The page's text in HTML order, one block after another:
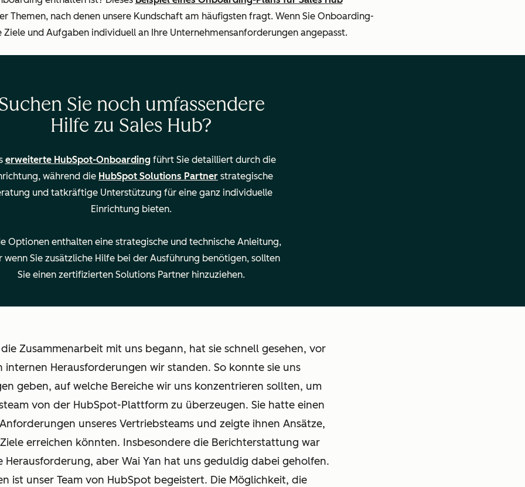
aus Ihrem CRM —
Teams —
Rechtliche
Angaben
Themen, nach denen unsere Kundschaft am häufigsten fragt. Wenn Sie Onboarding-
Ziele und Aufgaben individuell an Ihre Unternehmensanforderungen angepasst.
Sie noch umfassendere
Hilfe zu Sales Hub?
erweiterte HubSpot-Onboardingführt Sie detailliert durch die
während die HubSpot Solutions Partner strategische
und tatkräftige Unterstützung für eine ganz individuelle
Einrichtung bieten.
Optionen enthalten eine strategische und technische Anleitung,
wenn Sie zusätzliche Hilfe bei der Ausführung benötigen, sollten
Sie einen zertifizierten Solutions Partner hinzuziehen.
die Zusammenarbeit mit uns begann, hat sie schnell gesehen, vor
internen Herausforderungen wir standen. So konnte sie uns
geben, auf welche Bereiche wir uns konzentrieren sollten, um
von der HubSpot-Plattform zu überzeugen. Sie hatte einen
unseres Vertriebsteams und zeigte ihnen Ansätze,
erreichen könnten. Insbesondere die Berichterstattung war
Herausforderung, aber Wai Yan hat uns geduldig dabei geholfen.
ist unser Team von HubSpot begeistert. Die Möglichkeit, die